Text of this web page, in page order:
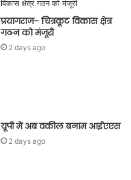
प्रयागराज- चित्रकूट विकास क्षेत्र
गठन को मंजूरी
2 days ago
यूपी में अब वकील बनाम आईएएस
2 days ago